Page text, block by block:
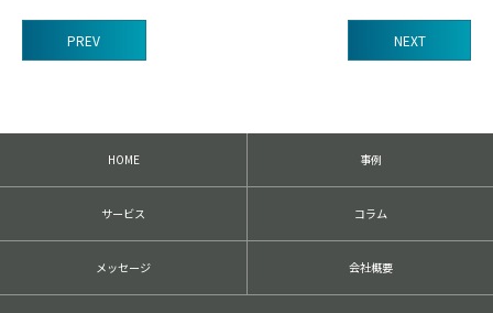
の
へ
ン
PREV NEXT
HOME 事例
サービス コラム
メッセージ 会社概要